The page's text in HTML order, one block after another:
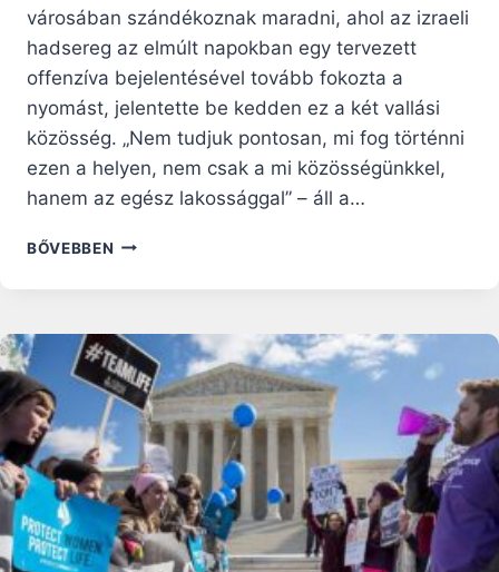
városában szándékoznak maradni, ahol az izraeli
hadsereg az elmúlt napokban egy tervezett
offenzíva bejelentésével tovább fokozta a
nyomást, jelentette be kedden ez a két vallási
közösség. „Nem tudjuk pontosan, mi fog történni
ezen a helyen, nem csak a mi közösségünkkel,
hanem az egész lakossággal” – áll a…
BŐVEBBEN A
EGYHÁZIAK
AZT
MONDJÁK,
ŐK
GÁZAVÁROSBAN
AKARNAK
MARADNI